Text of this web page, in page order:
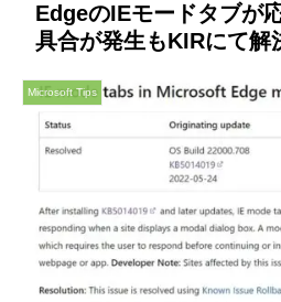
EdgeのIEモードタブが
具合が発生もKIRにて解
Microsoft Tips